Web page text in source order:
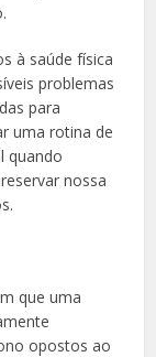
à saúde física
problemas
para
uma rotina de
quando
nossa
que uma
opostos ao